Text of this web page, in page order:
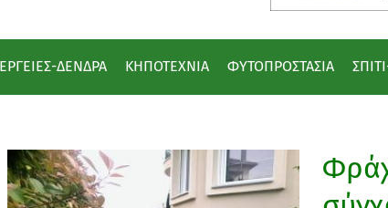
ΔΕΝΔΡΑ ΚΗΠΟΤΕΧΝΙΑ ΦΥΤΟΠΡΟΣΤΑΣΙΑ